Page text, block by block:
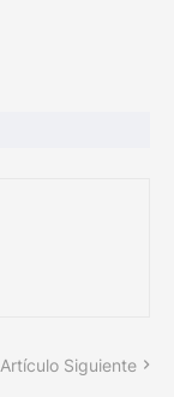
Artículo Siguiente